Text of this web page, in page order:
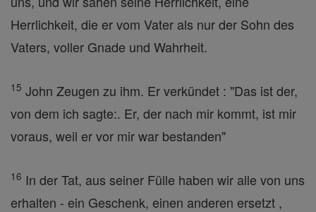
Herrlichkeit, die er vom Vater als nur der Sohn des
Vaters, voller Gnade und Wahrheit.
15 John Zeugen zu ihm. Er verkündet : "Das ist der,
von dem ich sagte:. Er, der nach mir kommt, ist mir
voraus, weil er vor mir war bestanden"
16 In der Tat, aus seiner Fülle haben wir alle von uns
erhalten - ein Geschenk, einen anderen ersetzt ,